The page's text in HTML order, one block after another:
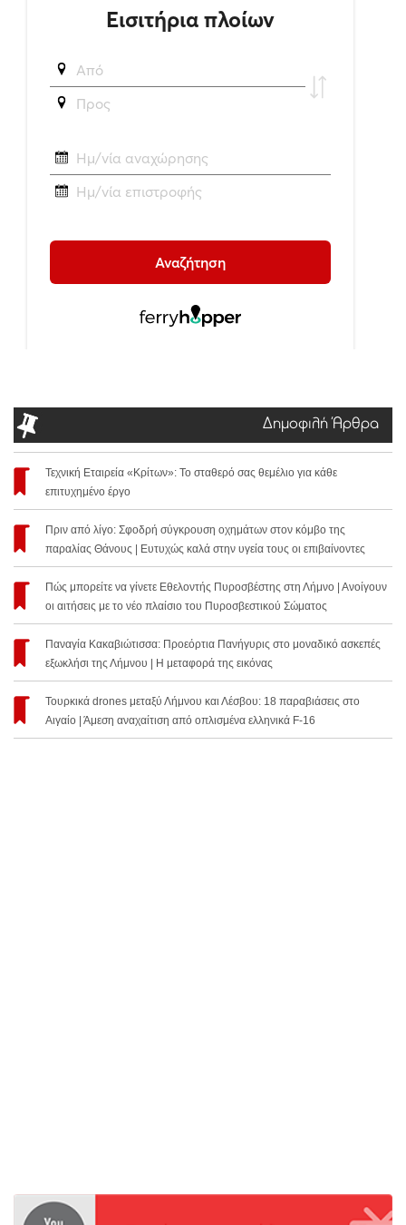
Δημοφιλή Άρθρα
Τεχνική Εταιρεία «Κρίτων»: Το σταθερό σας θεμέλιο για κάθε
επιτυχημένο έργο
Πριν από λίγο: Σφοδρή σύγκρουση οχημάτων στον κόμβο της
παραλίας Θάνους | Ευτυχώς καλά στην υγεία τους οι επιβαίνοντες
Πώς μπορείτε να γίνετε Εθελοντής Πυροσβέστης στη Λήμνο | Ανοίγουν
οι αιτήσεις με το νέο πλαίσιο του Πυροσβεστικού Σώματος
Παναγία Κακαβιώτισσα: Προεόρτια Πανήγυρις στο μοναδικό ασκεπές
εξωκλήσι της Λήμνου | Η μεταφορά της εικόνας
Τουρκικά drones μεταξύ Λήμνου και Λέσβου: 18 παραβιάσεις στο
Αιγαίο | Άμεση αναχαίτιση από οπλισμένα ελληνικά F-16